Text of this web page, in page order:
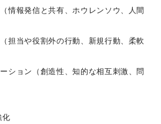
情報発信と共有、ホウレンソウ、人間
担当や役割外の行動、新規行動、柔軟
ション（創造性、知的な相互刺激、問
化